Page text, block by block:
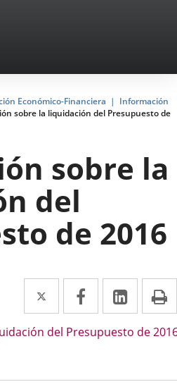
Económico-Financiera
Información
sobre la liquidación del Presupuesto de
sobre la
del
de 2016
Twitter
Enlace
a
una
Facebook
Enlace
a
una
Enlace
a
una
del Presupuesto de